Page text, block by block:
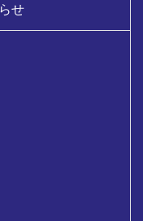
せ